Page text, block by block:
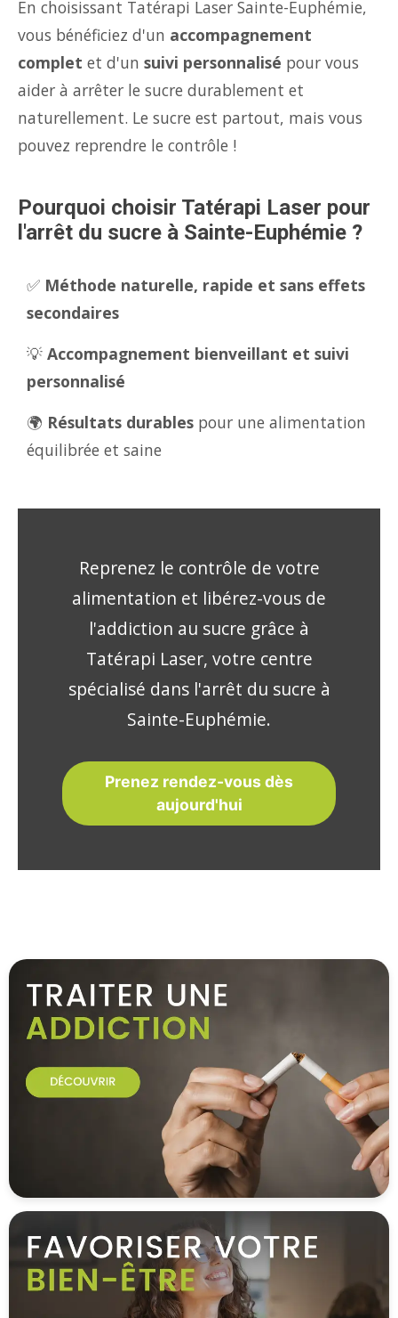
En choisissant Tatérapi Laser Sainte-Euphémie,
vous bénéficiez d'un accompagnement
complet et d'un suivi personnalisé pour vous
aider à arrêter le sucre durablement et
naturellement. Le sucre est partout, mais vous
pouvez reprendre le contrôle !
Pourquoi choisir Tatérapi Laser pour
l'arrêt du sucre à Sainte-Euphémie ?
✅ Méthode naturelle, rapide et sans effets
secondaires
💡 Accompagnement bienveillant et suivi
personnalisé
🌍 Résultats durables pour une alimentation
équilibrée et saine
Reprenez le contrôle de votre
alimentation et libérez-vous de
l'addiction au sucre grâce à
Tatérapi Laser, votre centre
spécialisé dans l'arrêt du sucre à
Sainte-Euphémie.
Prenez rendez-vous dès
aujourd'hui